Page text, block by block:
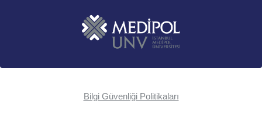
Bilgi Güvenliği Politikaları